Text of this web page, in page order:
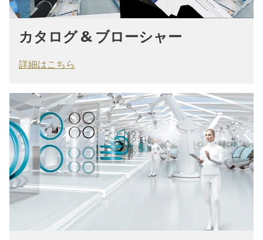
カタログ & ブローシャー
詳細はこちら